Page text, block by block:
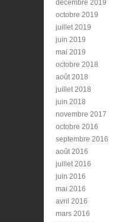
décembre 2019
octobre 2019
juillet 2019
juin 2019
mai 2019
octobre 2018
août 2018
juillet 2018
juin 2018
novembre 2017
octobre 2016
septembre 2016
août 2016
juillet 2016
juin 2016
mai 2016
avril 2016
mars 2016